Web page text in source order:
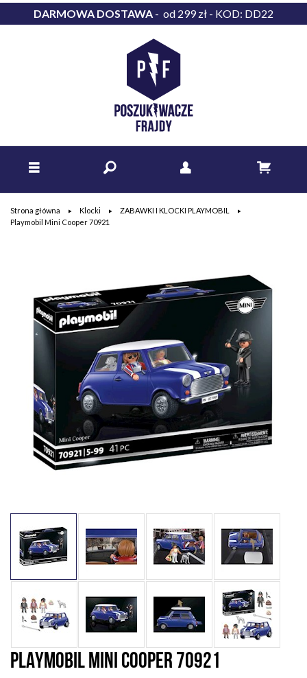
DARMOWA DOSTAWA - od 299 zł - KOD: DD22
Strona główna Klocki
ZABAWKI I KLOCKI PLAYMOBIL
Playmobil Mini Cooper 70921
PLAYMOBIL MINI COOPER 70921